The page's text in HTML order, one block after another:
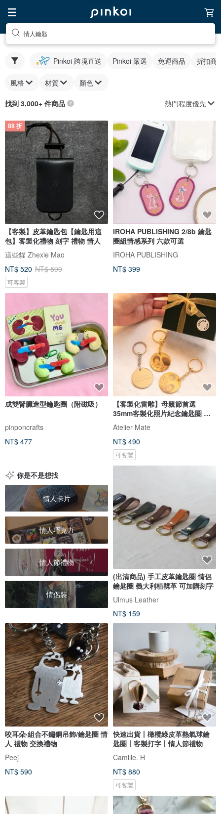
情人鑰匙
Pinkoi 跨境直送 Pinkoi 嚴選 免運商品 折扣商
風格 材質 顏色
找到 3,000+ 件商品 熱門程度優先
88 折
【客製】皮革鑰匙包【鑰匙用這
包】客製化禮物 刻字 禮物 情人
這些貓 Zhexie Mao
NT$ 520 NT$ 590
可客製
IROHA PUBLISHING 2/8b 鑰匙
圈組情感系列 六款可選
IROHA PUBLISHING
NT$ 399
成雙腎臟造型鑰匙圈（附磁吸）
pinponcrafts
NT$ 477
【客製化雷雕】母親節首選
35mm客製化照片紀念鑰匙圈 情
人 情侶
Atelier Mate
NT$ 490
可客製
你是不是想找
情人卡片
情人巧克力
情人節禮物
情侶裝
(出清商品) 手工皮革鑰匙圈 情侶
鑰匙圈 義大利植鞣革 可加購刻字
Ulmus Leather
NT$ 159
咬耳朵‧組合不鏽鋼吊飾/鑰匙圈 情
人 禮物 交換禮物
Peej
NT$ 590
快速出貨丨橄欖綠皮革熱氣球鑰
匙圈丨客製打字丨情人節禮物
Camille. H
NT$ 880
可客製